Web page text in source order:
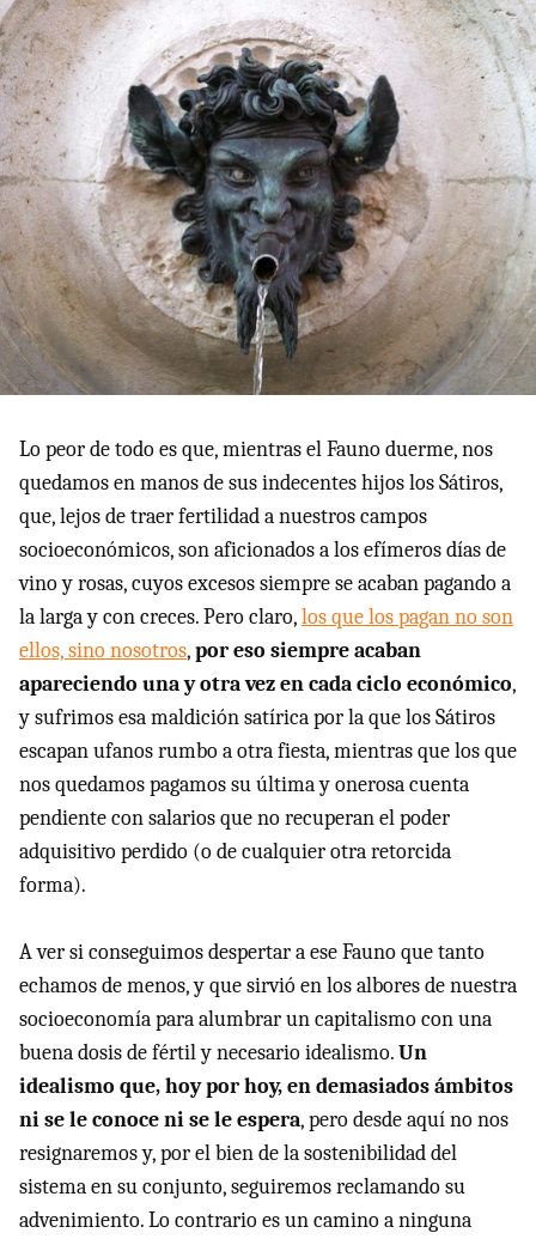
Lo peor de todo es que, mientras el Fauno duerme, nos
quedamos en manos de sus indecentes hijos los Sátiros,
que, lejos de traer fertilidad a nuestros campos
socioeconómicos, son aficionados a los efímeros días de
vino y rosas, cuyos excesos siempre se acaban pagando a
la larga y con creces. Pero claro,los que los pagan no son
ellos, sino nosotros,por eso siempre acaban
apareciendo una y otra vez en cada ciclo económico,
y sufrimos esa maldición satírica por la que los Sátiros
escapan ufanos rumbo a otra fiesta, mientras que los que
nos quedamos pagamos su última y onerosa cuenta
pendiente con salarios que no recuperan el poder
adquisitivo perdido (o de cualquier otra retorcida
forma).
A ver si conseguimos despertar a ese Fauno que tanto
echamos de menos, y que sirvió en los albores de nuestra
socioeconomía para alumbrar un capitalismo con una
buena dosis de fértil y necesario idealismo.Un
idealismo que, hoy por hoy, en demasiados ámbitos
ni se le conoce ni se le espera, pero desde aquí no nos
resignaremos y, por el bien de la sostenibilidad del
sistema en su conjunto, seguiremos reclamando su
advenimiento. Lo contrario es un camino a ninguna